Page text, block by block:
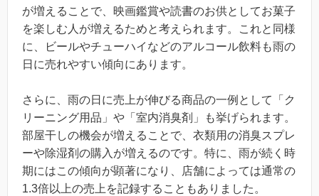
が増えることで、映画鑑賞や読書のお供としてお菓子
を楽しむ人が増えるためと考えられます。これと同様
に、ビールやチューハイなどのアルコール飲料も雨の
日に売れやすい傾向にあります。
さらに、雨の日に売上が伸びる商品の一例として「ク
リーニング用品」や「室内消臭剤」も挙げられます。
部屋干しの機会が増えることで、衣類用の消臭スプレ
ーや除湿剤の購入が増えるのです。特に、雨が続く時
期にはこの傾向が顕著になり、店舗によっては通常の
1.3倍以上の売上を記録することもありました。